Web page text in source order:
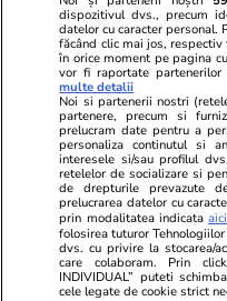
Mangalia
Știri România
S-a redeschis
„Comoara Mureșului”
măsoară timpul în 52
camere și 365 de
dispozitivul dvs., precum
datelor cu caracter personal.
făcând clic mai jos,
în orice moment pe pagina
vor fi raportate
multe detalii
Noi si partenerii nostri
partenere, precum si
prelucram date pentru a
personaliza continutul si
interesele si/sau profilul
retelelor de socializare si
de drepturile prevazute
prelucrarea datelor cu
prin modalitatea indicataaici
folosirea tuturor
dvs. cu privire la stocarea/
care colaboram. Prin
INDIVIDUAL” puteti
cele legate de cookie strict